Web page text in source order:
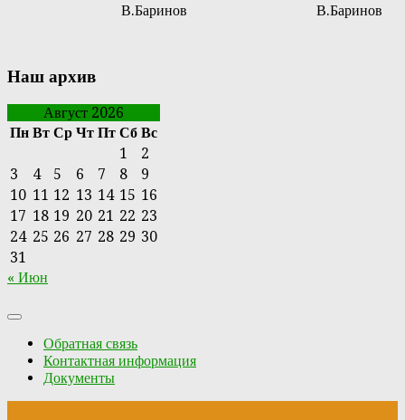
В.Баринов В.Баринов
Наш архив
Август 2026
Пн Вт Ср Чт Пт Сб Вс
1
2
3
4 5 6 7 8
9
10 11 12 13 14 15 16
17 18 19 20 21 22 23
24 25 26 27 28 29 30
31
« Июн
Обратная связь
Контактная информация
Документы